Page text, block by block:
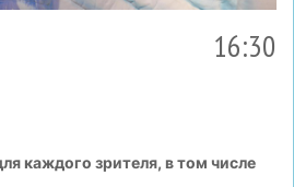
16:30
каждого зрителя, в том числе